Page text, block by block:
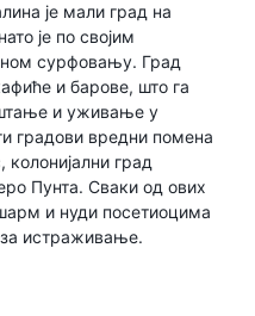
је мали град на
је по својим
сурфовању. Град
и барове, што га
и уживање у
градови вредни помена
град
Пунта. Сваки од ових
и нуди посетиоцима
за истраживање.